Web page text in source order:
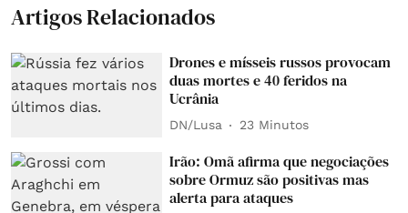
Artigos Relacionados
Drones e mísseis russos provocam
duas mortes e 40 feridos na
Ucrânia
DN/Lusa 23 Minutos
Irão: Omã afirma que negociações
sobre Ormuz são positivas mas
alerta para ataques